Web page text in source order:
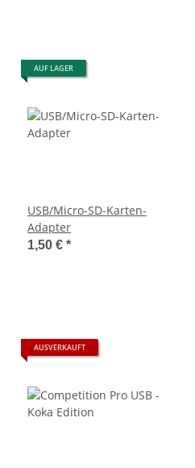
AUF LAGER
USB/Micro-SD-Karten-
Adapter
1,50 € *
AUSVERKAUFT